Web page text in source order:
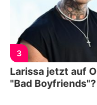
3
Larissa jetzt auf
"Bad Boyfriends"?